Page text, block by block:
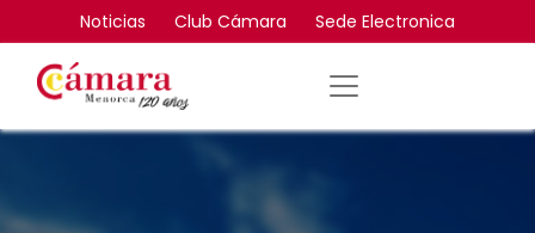
Noticias Club Cámara Sede Electronica